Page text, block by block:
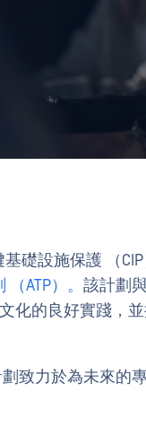
礎設施保護 （
ATP）。 該計劃
化的良好實踐，
致力於為未來的